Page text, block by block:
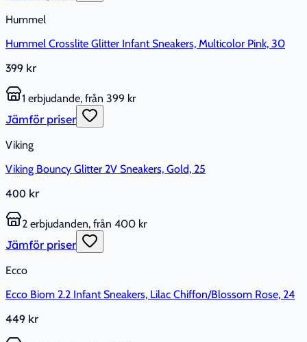
Hummel
Hummel Crosslite Glitter Infant Sneakers, Multicolor Pink, 30
399 kr
1 erbjudande, från 399 kr
Jämför priser
Viking
Viking Bouncy Glitter 2V Sneakers, Gold, 25
400 kr
2 erbjudanden, från 400 kr
Jämför priser
Ecco
Ecco Biom 2.2 Infant Sneakers, Lilac Chiffon/Blossom Rose, 24
449 kr